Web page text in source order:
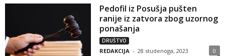
Pedofil iz Posušja pušten
ranije iz zatvora zbog uzornog
ponašanja
DRUŠTVO
REDAKCIJA - 28 studenoga, 2023 0